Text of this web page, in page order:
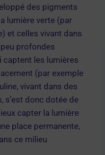
des pigments
lumière verte (par
et celles vivant dans
profondes
les lumières
(par exemple
vivant dans des
s’est donc dotée de
capter la lumière
place permanente,
ce milieu